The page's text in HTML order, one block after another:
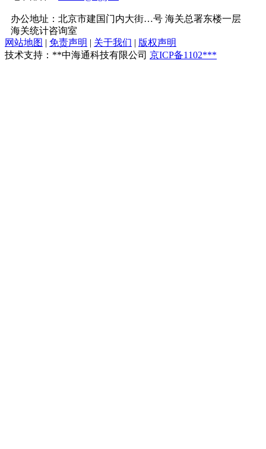
办公地址：北京市建国门内大街…号 海关总署东楼一层
海关统计咨询室
网站地图 | 免责声明 | 关于我们 | 版权声明
技术支持：**中海通科技有限公司 京ICP备1102***